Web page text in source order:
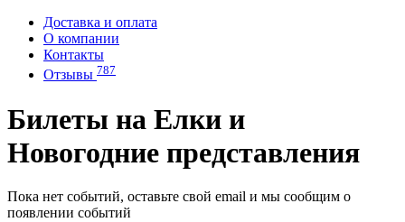
Доставка и оплата
О компании
Контакты
Отзывы 787
Билеты на Елки и
Новогодние представления
Пока нет событий, оставьте свой email и мы сообщим о
появлении событий